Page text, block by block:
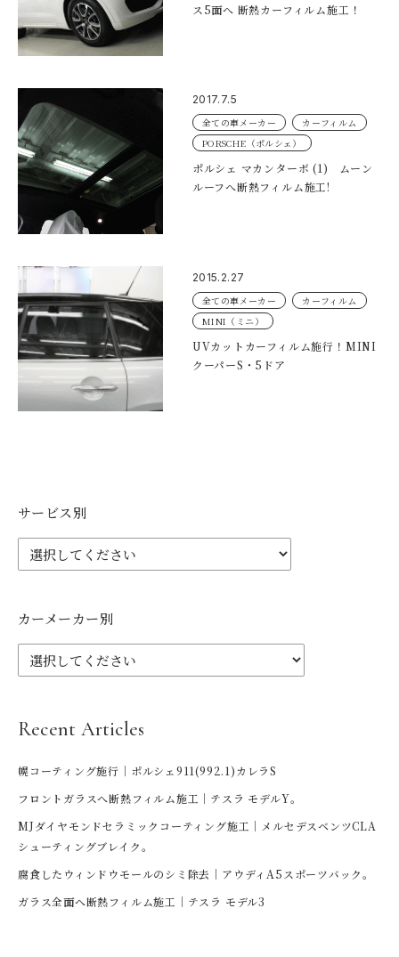
ス5面へ 断熱カーフィルム施工！
2017.7.5
全ての車メーカー
カーフィルム
PORSCHE（ポルシェ）
ポルシェ マカンターボ (1) ムーン
ルーフへ断熱フィルム施工!
2015.2.27
全ての車メーカー
カーフィルム
MINI（ミニ）
UVカットカーフィルム施行！MINI
クーパーS・5ドア
サービス別
カーメーカー別
Recent Articles
幌コーティング施行｜ポルシェ911(992.1)カレラS
フロントガラスへ断熱フィルム施工｜テスラ モデルY。
MJダイヤモンドセラミックコーティング施工｜メルセデスベンツCLA
シューティングブレイク。
腐食したウィンドウモールのシミ除去｜アウディA5スポーツバック。
ガラス全面へ断熱フィルム施工｜テスラ モデル3